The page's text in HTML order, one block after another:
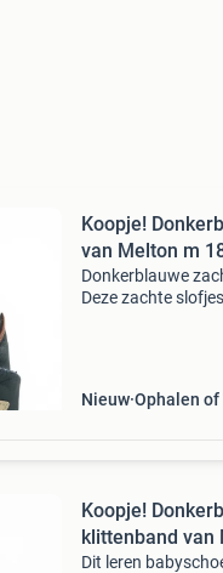
Koopje!
van Melton m
Donkerblauwe
Deze zachte
Nieuw Ophalen of
Koopje!
klittenband van
Dit leren